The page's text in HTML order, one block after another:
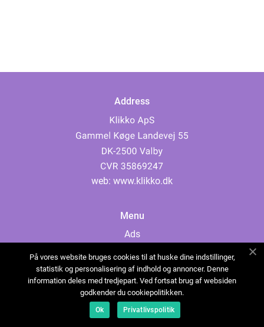
Address
web: www.klikko.dk
Menu
Ads
Cookies
Contact
Sitemap
På vores website bruges cookies til at huske dine indstillinger,
statistik og personalisering af indhold og annoncer. Denne
information deles med tredjepart. Ved fortsat brug af websiden
godkender du cookiepolitikken.
Ok Privatlivspolitik